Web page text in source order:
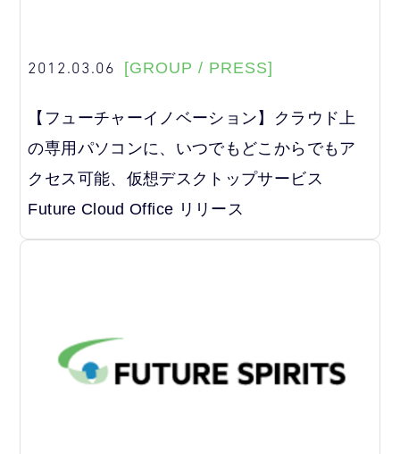
2012.03.06 [GROUP / PRESS]
【フューチャーイノベーション】クラウド上
の専用パソコンに、いつでもどこからでもア
クセス可能、仮想デスクトップサービス
Future Cloud Office リリース